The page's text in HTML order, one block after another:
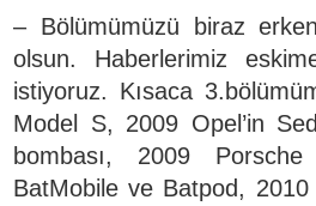
– Bölümümüzü biraz
olsun. Haberlerimiz
istiyoruz. Kısaca
Model S, 2009 Opel’in
bombası, 2009
BatMobile ve Batpod,